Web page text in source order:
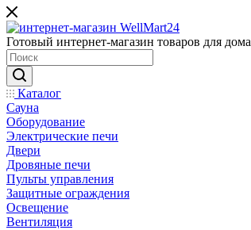
Готовый интернет-магазин товаров для дома
Каталог
Сауна
Оборудование
Электрические печи
Двери
Дровяные печи
Пульты управления
Защитные ограждения
Освещение
Вентиляция